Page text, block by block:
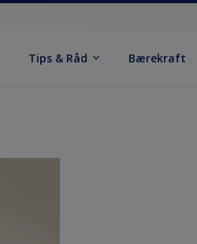
Tips & Råd Bærekraft